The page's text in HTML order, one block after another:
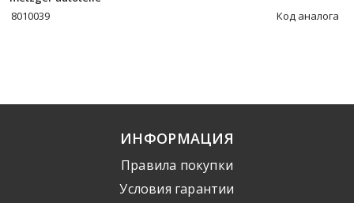
8010039
Код аналога
ИНФОРМАЦИЯ
Правила покупки
Условия гарантии